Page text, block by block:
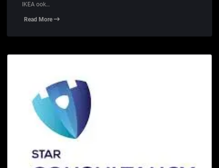
IKEA ook…
Read More